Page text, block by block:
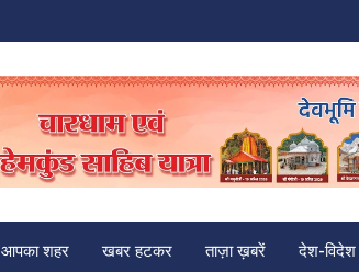
आपका शहर खबर हटकर ताज़ा ख़बरें देश-विदेश